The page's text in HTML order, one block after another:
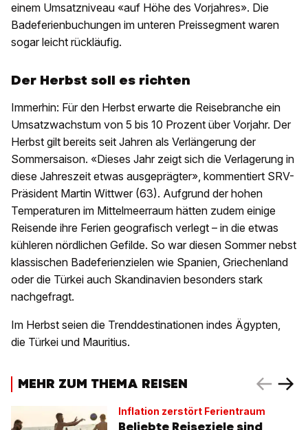
einem Umsatzniveau «auf Höhe des Vorjahres». Die
Badeferienbuchungen im unteren Preissegment waren
sogar leicht rückläufig.
Der Herbst soll es richten
Immerhin: Für den Herbst erwarte die Reisebranche ein
Umsatzwachstum von 5 bis 10 Prozent über Vorjahr. Der
Herbst gilt bereits seit Jahren als Verlängerung der
Sommersaison. «Dieses Jahr zeigt sich die Verlagerung in
diese Jahreszeit etwas ausgeprägter», kommentiert SRV-
Präsident Martin Wittwer (63). Aufgrund der hohen
Temperaturen im Mittelmeerraum hätten zudem einige
Reisende ihre Ferien geografisch verlegt – in die etwas
kühleren nördlichen Gefilde. So war diesen Sommer nebst
klassischen Badeferienzielen wie Spanien, Griechenland
oder die Türkei auch Skandinavien besonders stark
nachgefragt.
Im Herbst seien die Trenddestinationen indes Ägypten,
die Türkei und Mauritius.
MEHR ZUM THEMA REISEN
Inflation zerstört Ferientraum
Beliebte Reiseziele sind